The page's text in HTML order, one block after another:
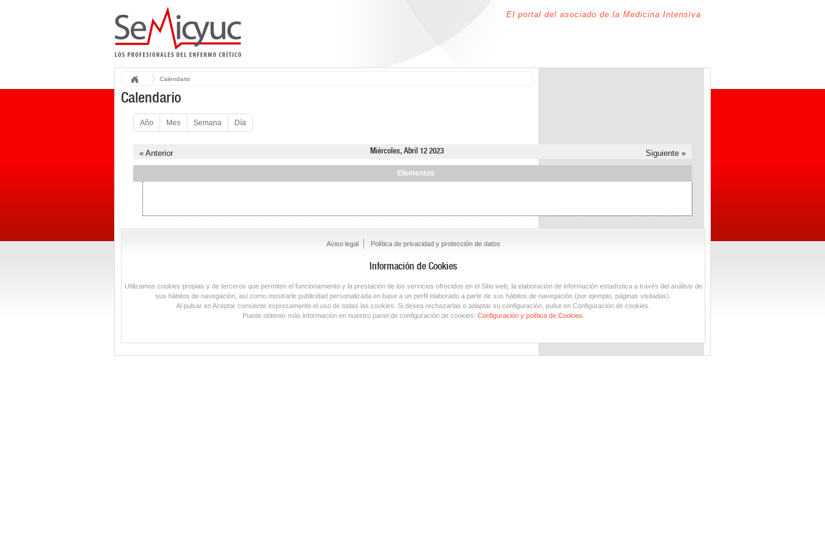
El portal del asociado de la Medicina Intensiva
Calendario
Calendario
Año Mes Semana Día
« Anterior Miércoles, Abril 12 2023 Siguiente »
Elementos
Aviso legal Política de privacidad y protección de datos
Información de Cookies
Utilizamos cookies propias y de terceros que permiten el funcionamiento y la prestación de los servicios ofrecidos en el Sitio web, la elaboración de información estadística a través del análisis de
sus hábitos de navegación, así como mostrarle publicidad personalizada en base a un perfil elaborado a partir de sus hábitos de navegación (por ejemplo, páginas visitadas).
Al pulsar en Aceptar consiente expresamente el uso de todas las cookies. Si desea rechazarlas o adaptar su configuración, pulse en Configuración de cookies.
Puede obtener más información en nuestro panel de configuración de cookies: Configuración y política de Cookies